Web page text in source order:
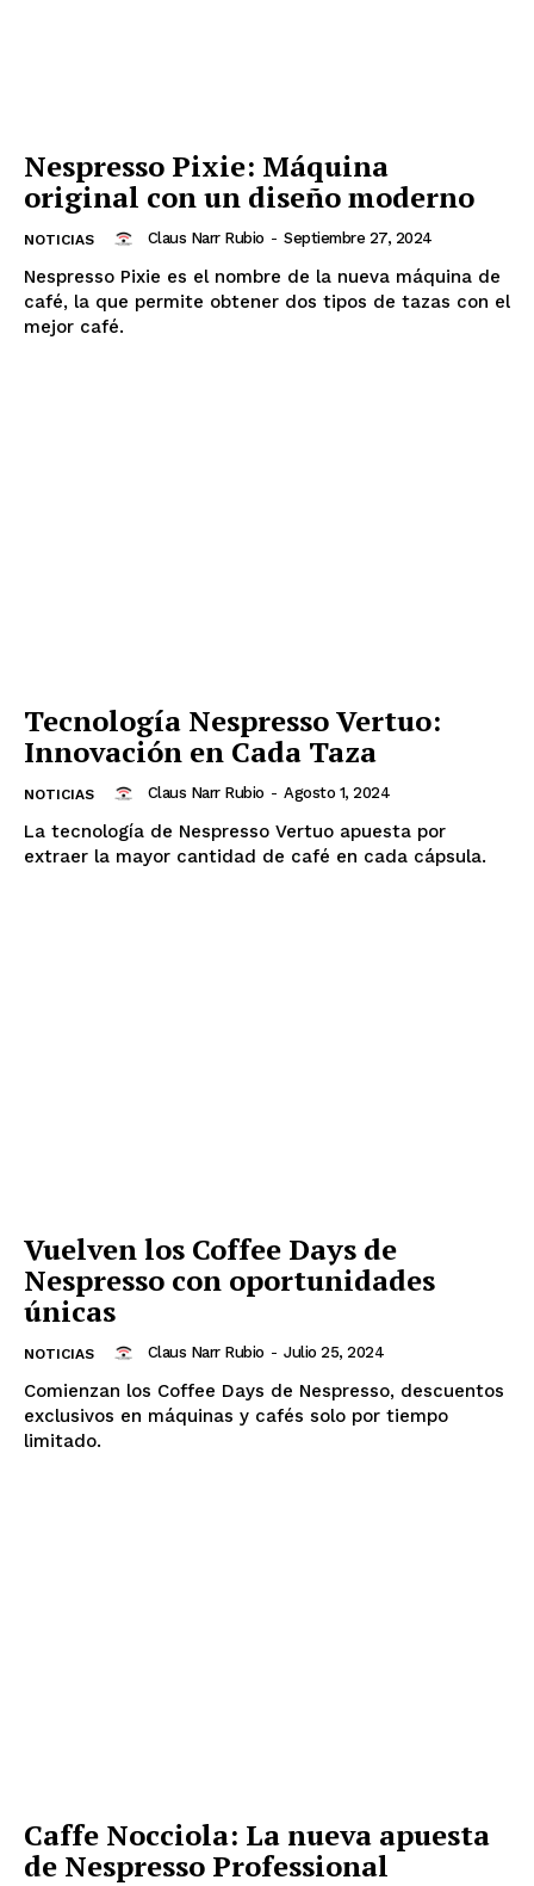
Nespresso Pixie: Máquina
original con un diseño moderno
NOTICIAS Claus Narr Rubio - Septiembre 27, 2024
Nespresso Pixie es el nombre de la nueva máquina de
café, la que permite obtener dos tipos de tazas con el
mejor café.
Tecnología Nespresso Vertuo:
Innovación en Cada Taza
NOTICIAS Claus Narr Rubio - Agosto 1, 2024
La tecnología de Nespresso Vertuo apuesta por
extraer la mayor cantidad de café en cada cápsula.
Vuelven los Coffee Days de
Nespresso con oportunidades
únicas
NOTICIAS Claus Narr Rubio - Julio 25, 2024
Comienzan los Coffee Days de Nespresso, descuentos
exclusivos en máquinas y cafés solo por tiempo
limitado.
Caffe Nocciola: La nueva apuesta
de Nespresso Professional